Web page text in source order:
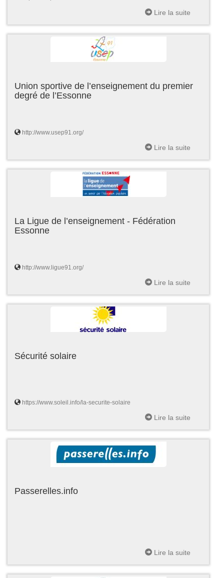
Lire la suite
Union sportive de l’enseignement du premier
degré de l’Essonne
http://www.usep91.org/
Lire la suite
La Ligue de l’enseignement - Fédération
Essonne
http://www.ligue91.org/
Lire la suite
Sécurité solaire
https://www.soleil.info/la-securite-solaire
Lire la suite
Passerelles.info
Lire la suite